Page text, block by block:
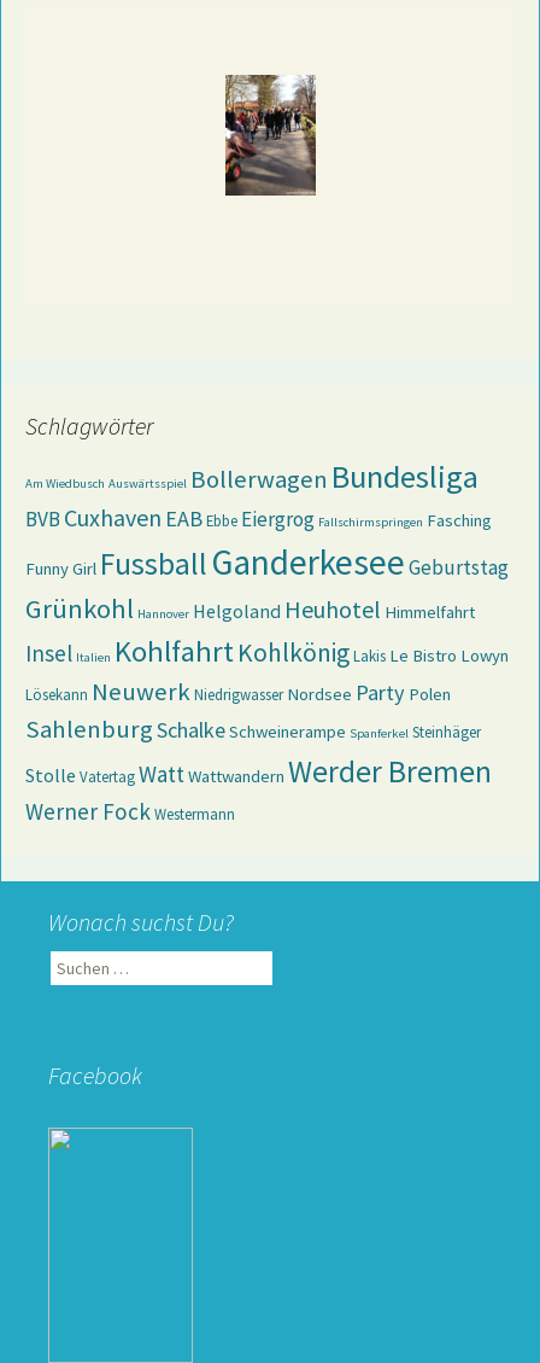
Schlagwörter
Am Wiedbusch Auswärtsspiel Bollerwagen Bundesliga
BVBCuxhaven EABEbbe Eiergrog Fallschirmspringen Fasching
Funny Girl FussballGanderkeseeGeburtstag
Grünkohl Hannover Helgoland Heuhotel Himmelfahrt
Insel Italien KohlfahrtKohlkönigLakis Le Bistro Lowyn
Lösekann NeuwerkNiedrigwasser Nordsee Party Polen
SahlenburgSchalkeSchweinerampe Spanferkel Steinhäger
Stolle VatertagWattWattwandern Werder Bremen
Werner FockWestermann
Wonach suchst Du?
Suchen
nach:
Facebook